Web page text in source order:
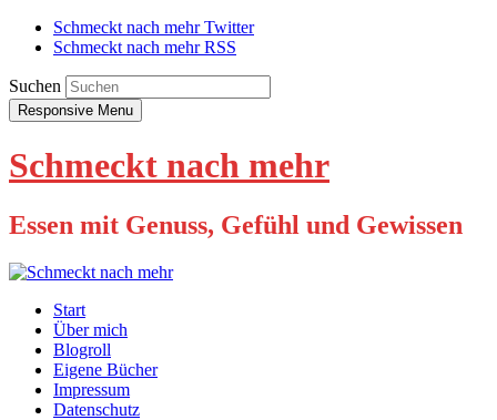
Schmeckt nach mehr Twitter
Schmeckt nach mehr RSS
Suchen
Responsive Menu
Schmeckt nach mehr
Essen mit Genuss, Gefühl und Gewissen
Start
Über mich
Blogroll
Eigene Bücher
Impressum
Datenschutz